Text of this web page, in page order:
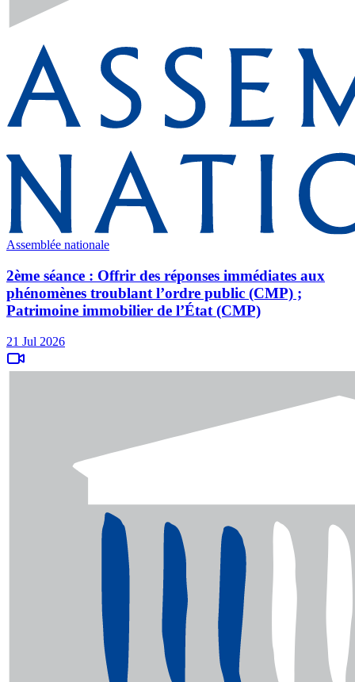
Assemblée nationale
2ème séance : Offrir des réponses immédiates aux
phénomènes troublant l’ordre public (CMP) ;
Patrimoine immobilier de l’État (CMP)
21 Jul 2026